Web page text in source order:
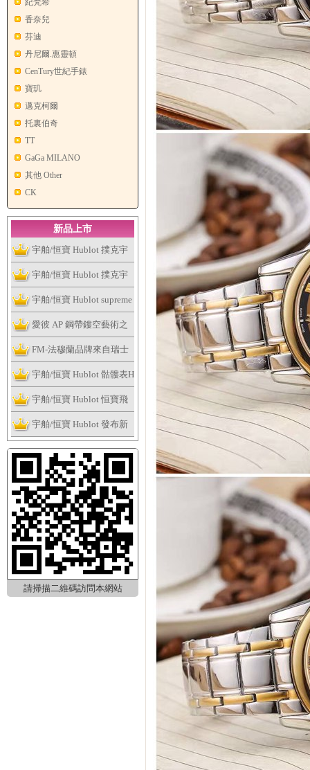
紀梵希
香奈兒
芬迪
丹尼爾.惠靈頓
CenTury世紀手錶
寶玑
邁克柯爾
托裏伯奇
TT
GaGa MILANO
其他 Other
CK
新品上市
宇舶/恒寶 Hublot 撲克宇
舶表全新個性撲克系列腕
表捉緊浮華的趣味
宇舶/恒寶 Hublot 撲克宇
舶表全新個性撲克系列腕
表捉緊浮華的趣味
宇舶/恒寶 Hublot supreme
讓這個夏天大膽露出妳的
手表
愛彼 AP 鋼帶鏤空藝術之
作，全新皇家橡樹系列雙
擺輪鏤空腕表
FM-法穆蘭品牌來自瑞士
日內瓦
宇舶/恒寶 Hublot 骷髏表H
ublot Skull Bang系列
宇舶/恒寶 Hublot 恒寶飛
輪腕表、經典融合最新陀
飛輪腕表
宇舶/恒寶 Hublot 發布新
版Big Bang法拉利腕表
請掃描二維碼訪問本網站